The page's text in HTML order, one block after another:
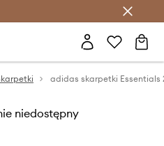
Answear Club >
niedostępny